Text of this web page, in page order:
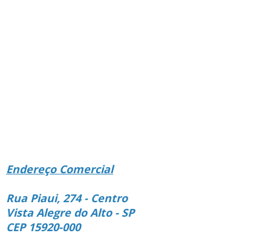
Endereço Comercial
Rua Piaui, 274 - Centro
Vista Alegre do Alto - SP
CEP 15920-000